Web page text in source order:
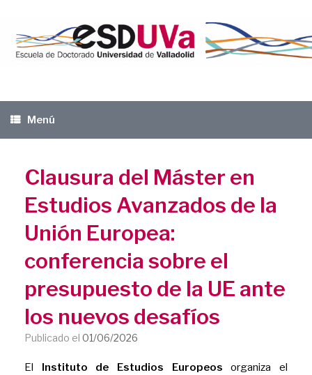
contenido
Menú
Clausura del Máster en
Estudios Avanzados de la
Unión Europea:
conferencia sobre el
presupuesto de la UE ante
los nuevos desafíos
Publicado el 01/06/2026
El Instituto de Estudios Europeos organiza el